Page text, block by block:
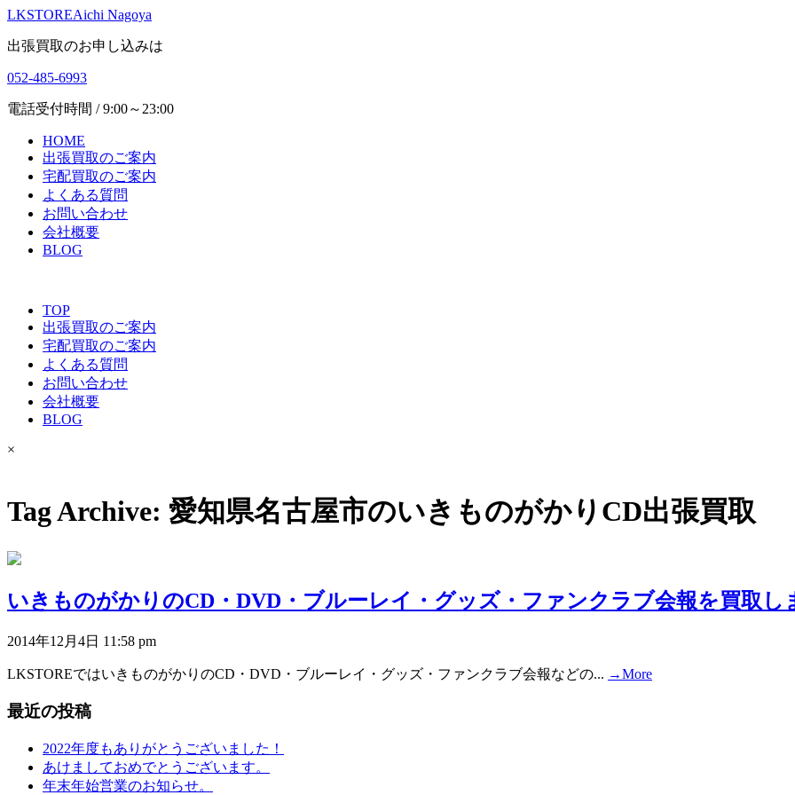
LKSTOREAichi Nagoya
出張買取のお申し込みは
052-485-6993
電話受付時間 / 9:00～23:00
HOME
出張買取のご案内
宅配買取のご案内
よくある質問
お問い合わせ
会社概要
BLOG
TOP
出張買取のご案内
宅配買取のご案内
よくある質問
お問い合わせ
会社概要
BLOG
×
Tag Archive: 愛知県名古屋市のいきものがかりCD出張買取
いきものがかりのCD・DVD・ブルーレイ・グッズ・ファンクラブ会報を買取し
2014年12月4日 11:58 pm
LKSTOREではいきものがかりのCD・DVD・ブルーレイ・グッズ・ファンクラブ会報などの... →More
最近の投稿
2022年度もありがとうございました！
あけましておめでとうございます。
年末年始営業のお知らせ。